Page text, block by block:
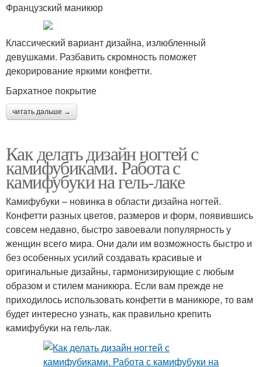
Французский маникюр
Классический вариант дизайна, излюбленный
девушками. Разбавить скромность поможет
декорирование яркими конфетти.
Бархатное покрытие
читать дальше →
Как делать дизайн ногтей с
камифубиками. Работа с
камифубуки на гель-лаке
Камифубуки – новинка в области дизайна ногтей.
Конфетти разных цветов, размеров и форм, появившись
совсем недавно, быстро завоевали популярность у
женщин всего мира. Они дали им возможность быстро и
без особенных усилий создавать красивые и
оригинальные дизайны, гармонизирующие с любым
образом и стилем маникюра. Если вам прежде не
приходилось использовать конфетти в маникюре, то вам
будет интересно узнать, как правильно крепить
камифубуки на гель-лак.